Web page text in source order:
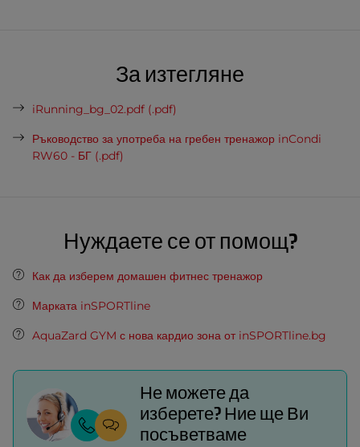
За изтегляне
iRunning_bg_02.pdf (.pdf)
Ръководство за употреба на гребен тренажор inCondi
RW60 - БГ (.pdf)
Нуждаете се от помощ?
Как да изберем домашен фитнес тренажор
Марката inSPORTline
AquaZard GYM с нова кардио зона от inSPORTline.bg
Не можете да
изберете? Ние ще Ви
посъветваме